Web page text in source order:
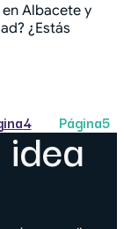
Albacete y
¿Estás
4 Página5